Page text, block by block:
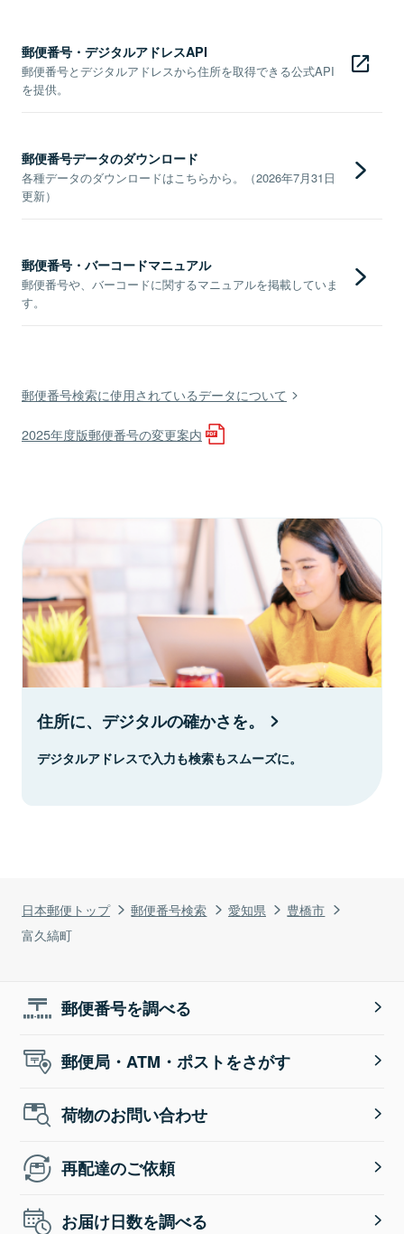
日本郵便トップ 郵便番号検索 愛知県
豊橋市
富久縞町
郵便番号・デジタルアドレスAPI
郵便番号とデジタルアドレスから住所を取得できる公式API
を提供。
郵便番号データのダウンロード
各種データのダウンロードはこちらから。（2026年7月31日
更新）
郵便番号・バーコードマニュアル
郵便番号や、バーコードに関するマニュアルを掲載していま
す。
郵便番号検索に使用されているデータについて
2025年度版郵便番号の変更案内
住所に、デジタルの確かさを。
デジタルアドレスで入力も検索もスムーズに。
郵便番号を調べる
郵便局・ATM・ポストをさがす
荷物のお問い合わせ
再配達のご依頼
お届け日数を調べる